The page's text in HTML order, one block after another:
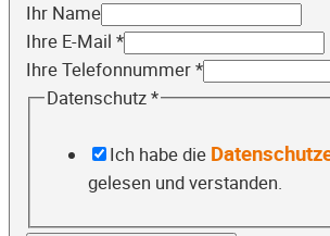
Ihr Name
Ihre E-Mail *
Ihre Telefonnummer*
Datenschutz*
Ich habe die
gelesen und verstanden.